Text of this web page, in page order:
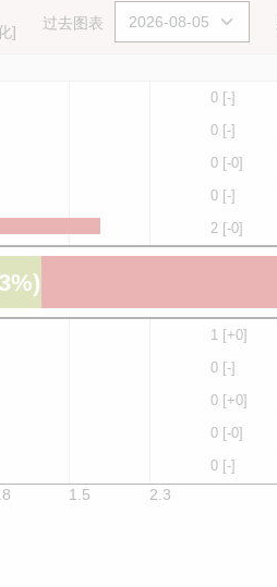
]
过去图表
0 [-]
0 [-]
0 [-0]
0 [-]
2 [-0]
1 [+0]
0 [-]
0 [+0]
0 [-0]
0 [-]
1.5 2.3